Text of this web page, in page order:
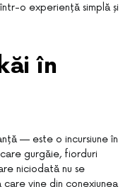
o experiență simplă și
în
— este o incursiune în
gurgăie, fiorduri
niciodată nu se
vine din conexiunea